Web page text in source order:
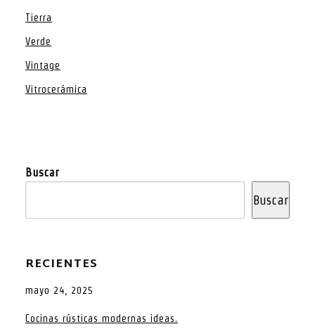
Tierra
Verde
Vintage
Vitrocerámica
Buscar
Buscar
RECIENTES
mayo 24, 2025
Cocinas rústicas modernas ideas.